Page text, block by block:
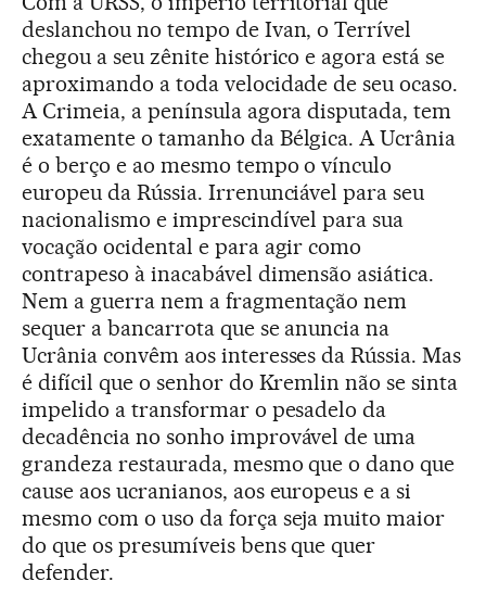
deslanchou no tempo de Ivan, o Terrível
chegou a seu zênite histórico e agora está se
aproximando a toda velocidade de seu ocaso.
A Crimeia, a península agora disputada, tem
exatamente o tamanho da Bélgica. A Ucrânia
é o berço e ao mesmo tempo o vínculo
europeu da Rússia. Irrenunciável para seu
nacionalismo e imprescindível para sua
vocação ocidental e para agir como
contrapeso à inacabável dimensão asiática.
Nem a guerra nem a fragmentação nem
sequer a bancarrota que se anuncia na
Ucrânia convêm aos interesses da Rússia. Mas
é difícil que o senhor do Kremlin não se sinta
impelido a transformar o pesadelo da
decadência no sonho improvável de uma
grandeza restaurada, mesmo que o dano que
cause aos ucranianos, aos europeus e a si
mesmo com o uso da força seja muito maior
do que os presumíveis bens que quer
defender.